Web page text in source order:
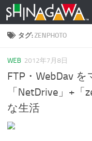
コンテンツへスキップ
タグ:ZENPHOTO
WEB 2012年7月8日
FTP・WebDav
「NetDrive」+
な生活